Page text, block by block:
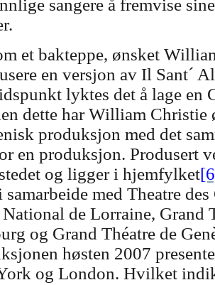
sangere å fremvise
et bakteppe, ønsket
en versjon av Il Sant´
lyktes det å lage en
dette har William Christie
produksjon med det
en produksjon. Produsert
og ligger i hjemfylket
med Theatre
National de Lorraine, Grand
og Grand Théatre de
høsten 2007
og London. Hvilket